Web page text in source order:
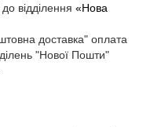
відділення «Нова
доставка" оплата
"Нової Пошти"